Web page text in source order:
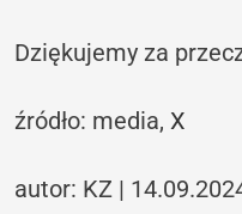
Dziękujemy za
źródło: media, X
autor: KZ |